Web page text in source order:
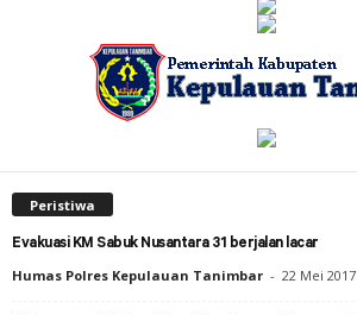
Peristiwa
Evakuasi KM Sabuk Nusantara 31 berjalan lacar
Humas Polres Kepulauan Tanimbar - 22 Mei 2017